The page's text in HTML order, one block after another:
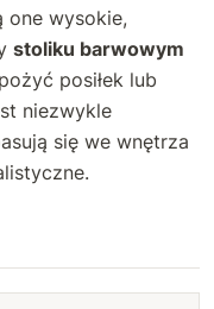
one wysokie,
stoliku barwowym
posiłek lub
niezwykle
się we wnętrza